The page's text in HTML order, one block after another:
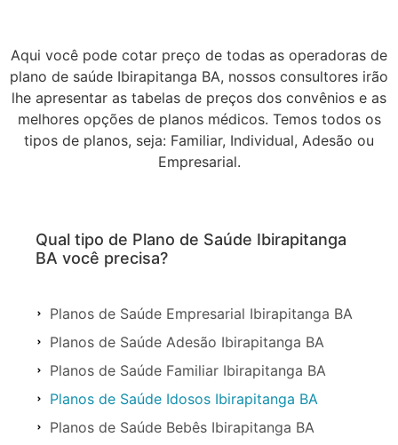
Aqui você pode cotar preço de todas as operadoras de
plano de saúde Ibirapitanga BA, nossos consultores irão
lhe apresentar as tabelas de preços dos convênios e as
melhores opções de planos médicos. Temos todos os
tipos de planos, seja: Familiar, Individual, Adesão ou
Empresarial.
Qual tipo de Plano de Saúde Ibirapitanga
BA você precisa?
Planos de Saúde Empresarial Ibirapitanga BA
Planos de Saúde Adesão Ibirapitanga BA
Planos de Saúde Familiar Ibirapitanga BA
Planos de Saúde Idosos Ibirapitanga BA
Planos de Saúde Bebês Ibirapitanga BA